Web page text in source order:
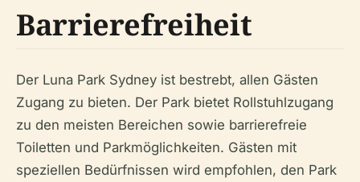
Barrierefreiheit
Der Luna Park Sydney ist bestrebt, allen Gästen
Zugang zu bieten. Der Park bietet Rollstuhlzugang
zu den meisten Bereichen sowie barrierefreie
Toiletten und Parkmöglichkeiten. Gästen mit
speziellen Bedürfnissen wird empfohlen, den Park